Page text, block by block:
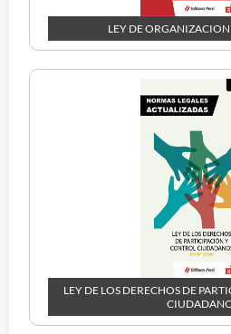
LEY DE
LEY DE LOS DERECHOS DE